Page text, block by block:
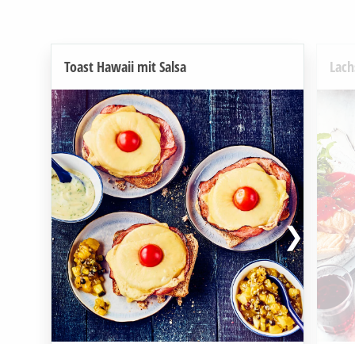
Toast Hawaii mit Salsa